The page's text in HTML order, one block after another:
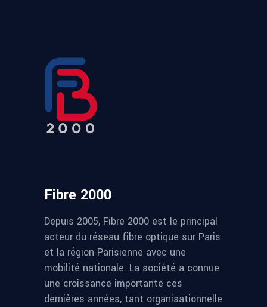
Fibre 2000
Depuis 2005, Fibre 2000 est le principal
acteur du réseau fibre optique sur Paris
et la région Parisienne avec une
mobilité nationale. La société a connue
une croissance importante ces
dernières années, tant organisationnelle